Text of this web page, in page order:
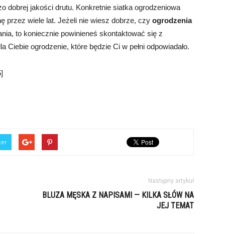
dobrej jakości drutu. Konkretnie siatka ogrodzeniowa
przez wiele lat. Jeżeli nie wiesz dobrze, czy ogrodzenia
to koniecznie powinieneś skontaktować się z
ogrodzenie, które będzie Ci w pełni odpowiadało.
Następny artykuł
BLUZA MĘSKA Z NAPISAMI — KILKA SŁÓW NA
JEJ TEMAT